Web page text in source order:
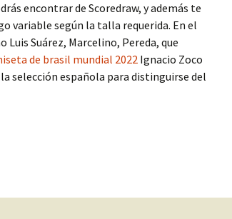
encontrar de Scoredraw, y además te
variable según la talla requerida. En el
Suárez, Marcelino, Pereda, que
de brasil mundial 2022 Ignacio Zoco
selección española para distinguirse del